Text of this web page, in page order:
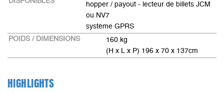
hopper / payout - lecteur de billets JCM
ou NV7
système GPRS
POIDS / DIMENSIONS
160 kg
(H x L x P) 196 x 70 x 137cm
HIGHLIGHTS